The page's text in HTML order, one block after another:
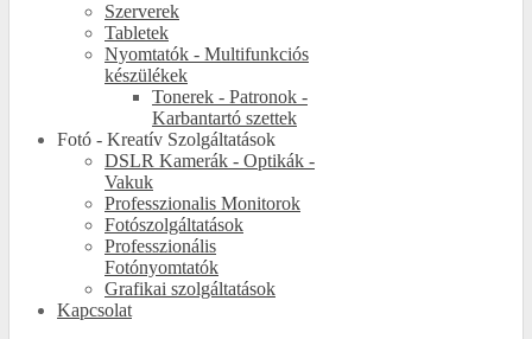
Szerverek
Tabletek
Nyomtatók - Multifunkciós
készülékek
Tonerek - Patronok -
Karbantartó szettek
Fotó - Kreatív Szolgáltatások
DSLR Kamerák - Optikák -
Vakuk
Professzionalis Monitorok
Fotószolgáltatások
Professzionális
Fotónyomtatók
Grafikai szolgáltatások
Kapcsolat